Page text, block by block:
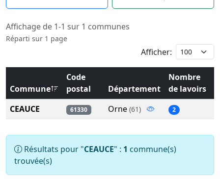
Affichage de 1-1 sur 1 communes
Réparti sur 1 page
Afficher:
Commune
Code
postal
Département
Nombre
de lavoirs
CEAUCE
61330 Orne (61) 2
Résultats pour "CEAUCE" : 1 commune(s)
trouvée(s)